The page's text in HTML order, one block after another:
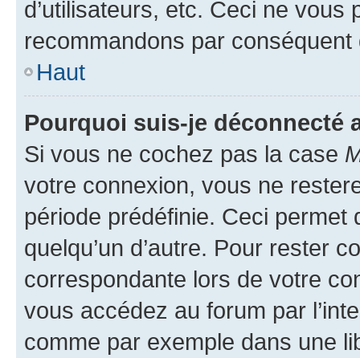
d’utilisateurs, etc. Ceci ne vous
recommandons par conséquent
Haut
Pourquoi suis-je déconnecté
Si vous ne cochez pas la case
votre connexion, vous ne
période prédéfinie. Ceci permet
quelqu’un d’autre. Pour rester
correspondante lors de votre
vous accédez au forum par
comme par exemple dans une